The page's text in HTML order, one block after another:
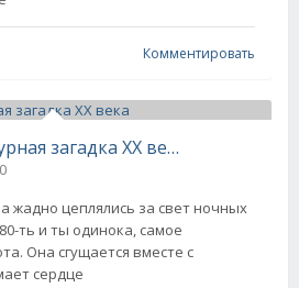
Комментировать
Главная литературная загадка XX века
0
жадно цеплялись за свет ночных
ть и ты одинока, самое
Она сгущается вместе с
сердце